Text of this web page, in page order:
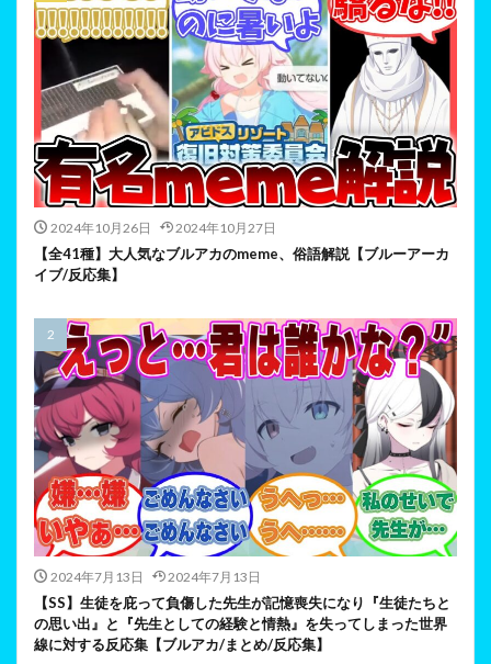
2024年10月26日 2024年10月27日
【全41種】大人気なブルアカのmeme、俗語解説【ブルーアーカ
イブ/反応集】
2024年7月13日 2024年7月13日
【SS】生徒を庇って負傷した先生が記憶喪失になり『生徒たちと
の思い出』と『先生としての経験と情熱』を失ってしまった世界
線に対する反応集【ブルアカ/まとめ/反応集】